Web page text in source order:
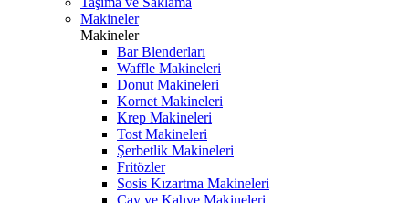
Makineler
Makineler
Bar Blenderları
Waffle Makineleri
Donut Makineleri
Kornet Makineleri
Krep Makineleri
Tost Makineleri
Şerbetlik Makineleri
Fritözler
Sosis Kızartma Makineleri
Çay ve Kahve Makineleri